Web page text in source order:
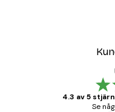
4.3 av 5
Se